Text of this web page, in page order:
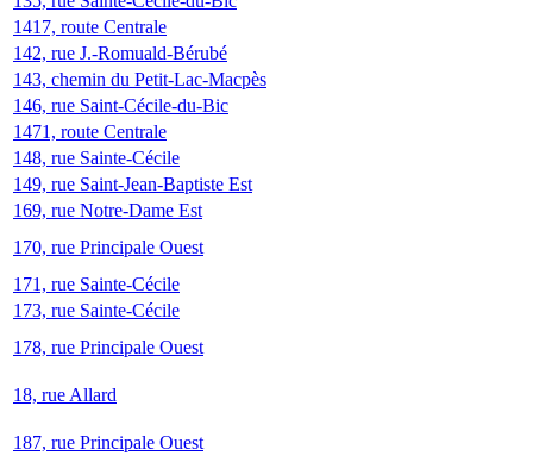
1417, route Centrale
142, rue J.-Romuald-Bérubé
143, chemin du Petit-Lac-Macpès
146, rue Saint-Cécile-du-Bic
1471, route Centrale
148, rue Sainte-Cécile
149, rue Saint-Jean-Baptiste Est
169, rue Notre-Dame Est
170, rue Principale Ouest
171, rue Sainte-Cécile
173, rue Sainte-Cécile
178, rue Principale Ouest
18, rue Allard
187, rue Principale Ouest